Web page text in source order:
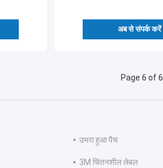
अब से संपर्क करें
Page 6 of 6
उभरा हुआ पैच
3M चिंतनशील लेबल